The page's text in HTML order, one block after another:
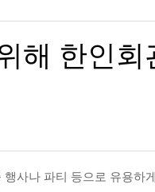
합한국학교 개학식 및 학생모집- 24
한인들 많은 오버스테이 불
<발행인 편지>플로리
2015년 03월 11일
<발행인칼럼> 한인사회
해 한인회
사나 파티 등으로 유용하